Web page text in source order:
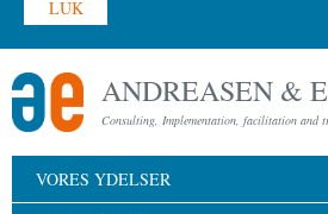
LUK
ANDREASEN &
Consulting, Implementation, facilitation and
VORES YDELSER